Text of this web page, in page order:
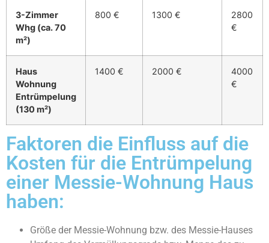
3-Zimmer
Whg (ca. 70
m²)
800 € 1300 €
2800
€
Haus
Wohnung
Entrümpelung
(130 m²)
1400 € 2000 €
4000
€
Faktoren die Einfluss auf die
Kosten für die Entrümpelung
einer Messie-Wohnung Haus
haben:
Größe der Messie-Wohnung bzw. des Messie-Hauses